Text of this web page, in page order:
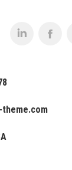
theme.com